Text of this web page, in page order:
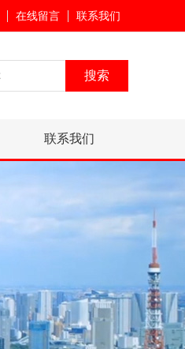
在线留言 联系我们
联系我们